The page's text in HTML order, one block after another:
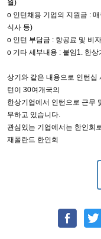
월)
o 인턴채용 기업의 지원금 : 매
식사 등)
o 인턴 부담금 : 항공료 및 비
o 기타 세부내용 : 붙임 1. 한상
상기와 같은 내용으로 인턴십
턴이 30여개국의
한상기업에서 인턴으로 근무
무하고 있습니다.
관심있는 기업에서는 한인회
재폴란드 한인회